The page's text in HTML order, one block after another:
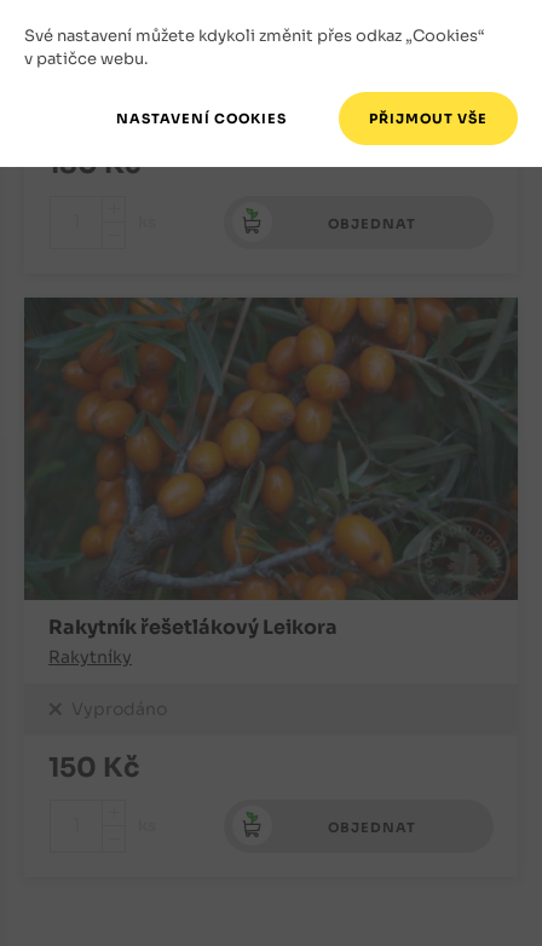
Své nastavení můžete kdykoli změnit přes odkaz „Cookies“
v patičce webu.
Rakytník řešetlákový Krasavice
Rakytníky
180Kč
OBJEDNAT
Rakytník řešetlákový Leikora
Rakytníky
Vyprodáno
150 Kč
OBJEDNAT